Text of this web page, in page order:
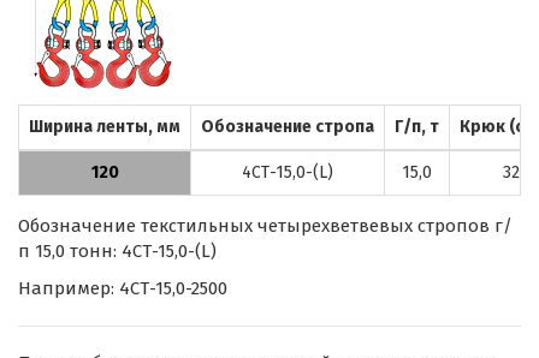
Ширина ленты, мм Обозначение стропа Г/п, т Крюк
120 4СТ-15,0-(L) 15,0
Обозначение текстильных четырехветвевых стропов г/
п 15,0 тонн: 4СТ-15,0-(L)
Например: 4СТ-15,0-2500